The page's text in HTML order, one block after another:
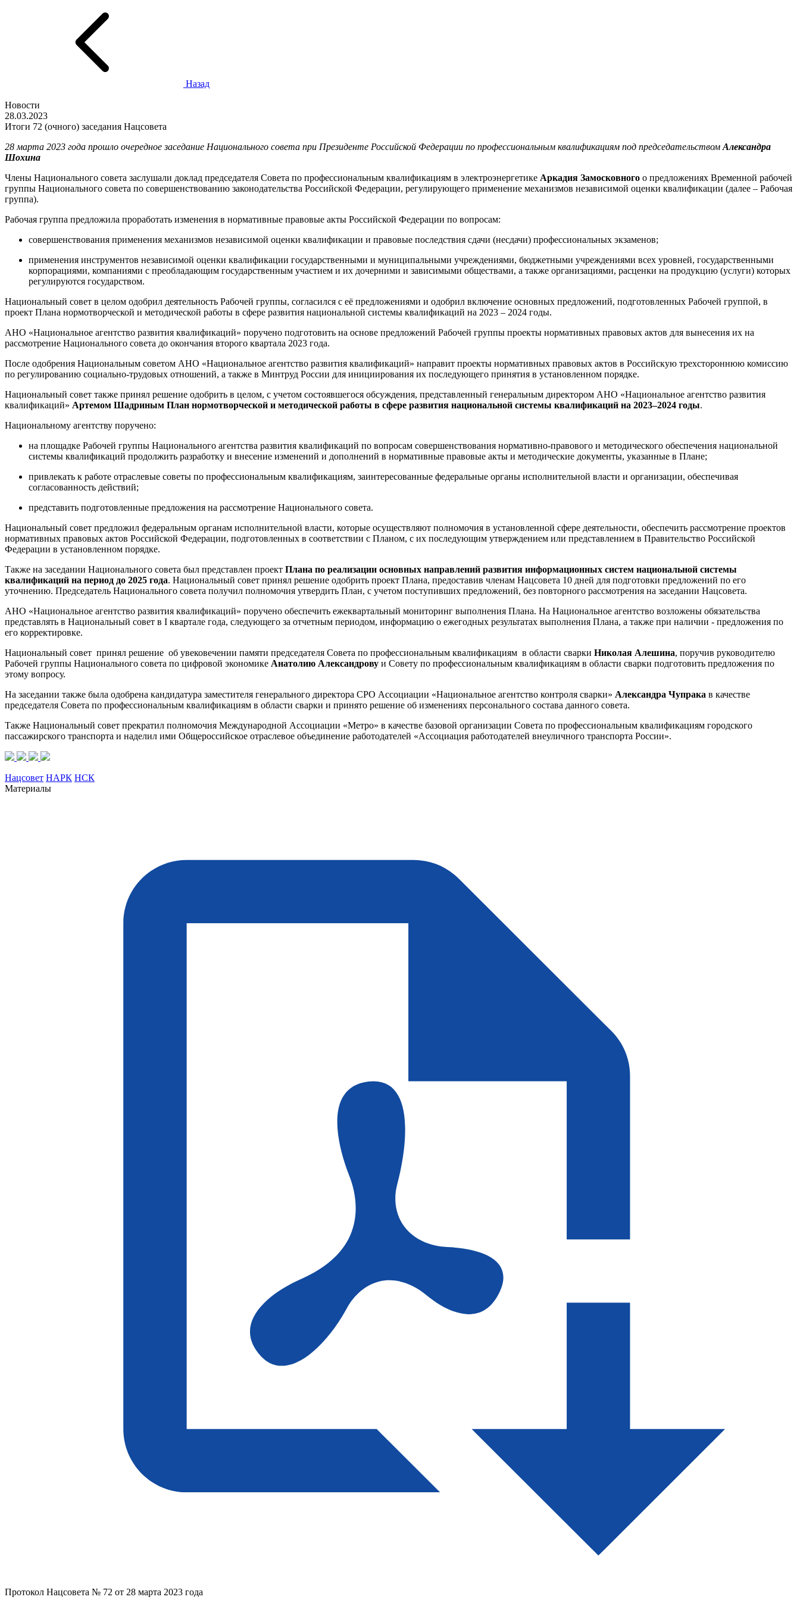
Назад
Новости
28.03.2023
Итоги 72 (очного) заседания Нацсовета
28 марта 2023 года прошло очередное заседание Национального совета при Президенте Российской Федерации по профессиональным квалификациям под председательством Александра
Шохина
Члены Национального совета заслушали доклад председателя Совета по профессиональным квалификациям в электроэнергетике Аркадия Замосковного о предложениях Временной рабочей
группы Национального совета по совершенствованию законодательства Российской Федерации, регулирующего применение механизмов независимой оценки квалификации (далее – Рабочая
группа).
Рабочая группа предложила проработать изменения в нормативные правовые акты Российской Федерации по вопросам:
совершенствования применения механизмов независимой оценки квалификации и правовые последствия сдачи (несдачи) профессиональных экзаменов;
применения инструментов независимой оценки квалификации государственными и муниципальными учреждениями, бюджетными учреждениями всех уровней, государственными
корпорациями, компаниями с преобладающим государственным участием и их дочерними и зависимыми обществами, а также организациями, расценки на продукцию (услуги) которых
регулируются государством.
Национальный совет в целом одобрил деятельность Рабочей группы, согласился с её предложениями и одобрил включение основных предложений, подготовленных Рабочей группой, в
проект Плана нормотворческой и методической работы в сфере развития национальной системы квалификаций на 2023 – 2024 годы.
АНО «Национальное агентство развития квалификаций» поручено подготовить на основе предложений Рабочей группы проекты нормативных правовых актов для вынесения их на
рассмотрение Национального совета до окончания второго квартала 2023 года.
После одобрения Национальным советом АНО «Национальное агентство развития квалификаций» направит проекты нормативных правовых актов в Российскую трехстороннюю комиссию
по регулированию социально-трудовых отношений, а также в Минтруд России для инициирования их последующего принятия в установленном порядке.
Национальный совет также принял решение одобрить в целом, с учетом состоявшегося обсуждения, представленный генеральным директором АНО «Национальное агентство развития
квалификаций» Артемом Шадриным План нормотворческой и методической работы в сфере развития национальной системы квалификаций на 2023–2024 годы.
Национальному агентству поручено:
на площадке Рабочей группы Национального агентства развития квалификаций по вопросам совершенствования нормативно-правового и методического обеспечения национальной
системы квалификаций продолжить разработку и внесение изменений и дополнений в нормативные правовые акты и методические документы, указанные в Плане;
привлекать к работе отраслевые советы по профессиональным квалификациям, заинтересованные федеральные органы исполнительной власти и организации, обеспечивая
согласованность действий;
представить подготовленные предложения на рассмотрение Национального совета.
Национальный совет предложил федеральным органам исполнительной власти, которые осуществляют полномочия в установленной сфере деятельности, обеспечить рассмотрение проектов
нормативных правовых актов Российской Федерации, подготовленных в соответствии с Планом, с их последующим утверждением или представлением в Правительство Российской
Федерации в установленном порядке.
Также на заседании Национального совета был представлен проект Плана по реализации основных направлений развития информационных систем национальной системы
квалификаций на период до 2025 года. Национальный совет принял решение одобрить проект Плана, предоставив членам Нацсовета 10 дней для подготовки предложений по его
уточнению. Председатель Национального совета получил полномочия утвердить План, с учетом поступивших предложений, без повторного рассмотрения на заседании Нацсовета.
АНО «Национальное агентство развития квалификаций» поручено обеспечить ежеквартальный мониторинг выполнения Плана. На Национальное агентство возложены обязательства
представлять в Национальный совет в I квартале года, следующего за отчетным периодом, информацию о ежегодных результатах выполнения Плана, а также при наличии - предложения по
его корректировке.
Национальный совет принял решение об увековечении памяти председателя Совета по профессиональным квалификациям в области сварки Николая Алешина, поручив руководителю
Рабочей группы Национального совета по цифровой экономике Анатолию Александрову и Совету по профессиональным квалификациям в области сварки подготовить предложения по
этому вопросу.
На заседании также была одобрена кандидатура заместителя генерального директора СРО Ассоциации «Национальное агентство контроля сварки» Александра Чупрака в качестве
председателя Совета по профессиональным квалификациям в области сварки и принято решение об изменениях персонального состава данного совета.
Также Национальный совет прекратил полномочия Международной Ассоциации «Метро» в качестве базовой организации Совета по профессиональным квалификациям городского
пассажирского транспорта и наделил ими Общероссийское отраслевое объединение работодателей «Ассоциация работодателей внеуличного транспорта России».
Нацсовет НАРК НСК
Материалы
Протокол Нацсовета № 72 от 28 марта 2023 года